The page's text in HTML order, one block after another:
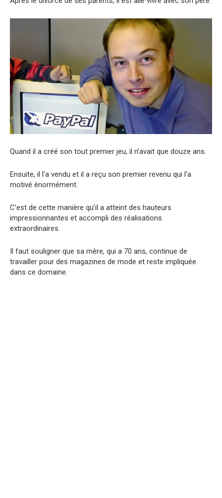
Quand il a créé son tout premier jeu, il n’avait que douze ans.
Ensuite, il l’a vendu et il a reçu son premier revenu qui l’a
motivé énormément.
C’est de cette manière qu’il a atteint des hauteurs
impressionnantes et accompli des réalisations
extraordinaires.
Il faut souligner que sa mère, qui a 70 ans, continue de
travailler pour des magazines de mode et reste impliquée
dans ce domaine.